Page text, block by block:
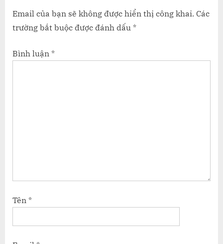
Email của bạn sẽ không được hiển thị công khai. Các
trường bắt buộc được đánh dấu *
Bình luận *
Tên *